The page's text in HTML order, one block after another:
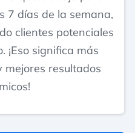
7 días de la semana,
clientes potenciales
¡Eso significa más
resultados